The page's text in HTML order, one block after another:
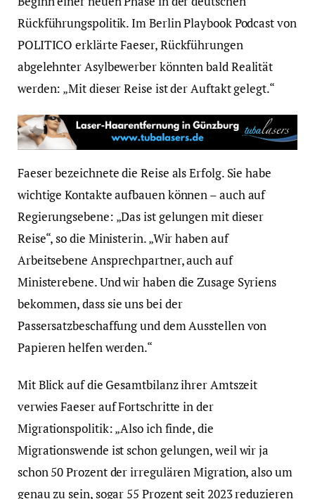
Rückführungspolitik. Im Berlin Playbook Podcast von
POLITICO erklärte Faeser, Rückführungen
abgelehnter Asylbewerber könnten bald Realität
werden: „Mit dieser Reise ist der Auftakt gelegt.“
Faeser bezeichnete die Reise als Erfolg. Sie habe
wichtige Kontakte aufbauen können – auch auf
Regierungsebene: „Das ist gelungen mit dieser
Reise“, so die Ministerin. „Wir haben auf
Arbeitsebene Ansprechpartner, auch auf
Ministerebene. Und wir haben die Zusage Syriens
bekommen, dass sie uns bei der
Passersatzbeschaffung und dem Ausstellen von
Papieren helfen werden.“
Mit Blick auf die Gesamtbilanz ihrer Amtszeit
verwies Faeser auf Fortschritte in der
Migrationspolitik: „Also ich finde, die
Migrationswende ist schon gelungen, weil wir ja
schon 50 Prozent der irregulären Migration, also um
genau zu sein, sogar 55 Prozent seit 2023 reduzieren